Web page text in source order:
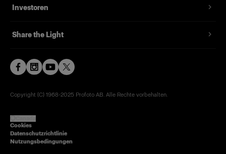
Investoren
Share the Light
Copyright (C) 1968-2025 Profoto AB. Alle Rechte vorbehalten.
Cookies
Datenschutzrichtlinie
Nutzungsbedingungen